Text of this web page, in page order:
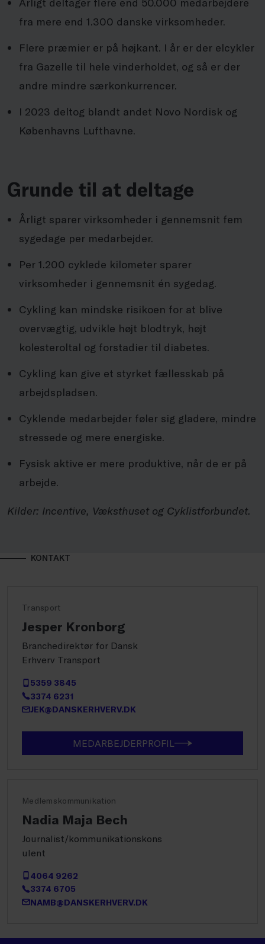
Årligt deltager flere end 50.000 medarbejdere
fra mere end 1.300 danske virksomheder.
Flere præmier er på højkant. I år er der elcykler
fra Gazelle til hele vinderholdet, og så er der
andre mindre særkonkurrencer.
I 2023 deltog blandt andet Novo Nordisk og
Københavns Lufthavne.
Grunde til at deltage
Årligt sparer virksomheder i gennemsnit fem
sygedage per medarbejder.
Per 1.200 cyklede kilometer sparer
virksomheder i gennemsnit én sygedag.
Cykling kan mindske risikoen for at blive
overvægtig, udvikle højt blodtryk, højt
kolesteroltal og forstadier til diabetes.
Cykling kan give et styrket fællesskab på
arbejdspladsen.
Cyklende medarbejder føler sig gladere, mindre
stressede og mere energiske.
Fysisk aktive er mere produktive, når de er på
arbejde.
Kilder: Incentive, Væksthuset og Cyklistforbundet.
KONTAKT
Transport
Jesper Kronborg
Branchedirektør for Dansk
Erhverv Transport
5359 3845
3374 6231
JEK@DANSKERHVERV.DK
MEDARBEJDERPROFIL
Medlemskommunikation
Nadia Maja Bech
Journalist/kommunikationskons
ulent
4064 9262
3374 6705
NAMB@DANSKERHVERV.DK